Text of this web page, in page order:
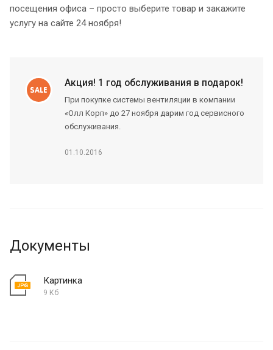
посещения офиса – просто выберите товар и закажите
услугу на сайте 24 ноября!
Акция! 1 год обслуживания в подарок!
При покупке системы вентиляции в компании
«Олл Корп» до 27 ноября дарим год сервисного
обслуживания.
01.10.2016
Документы
Картинка
9 Кб